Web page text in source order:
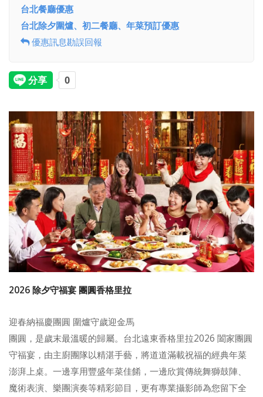
台北餐廳優惠
台北除夕圍爐、初二餐廳、年菜預訂優惠
優惠訊息勘誤回報
2026 除夕守福宴 團圓香格里拉
迎春納福慶團圓 圍爐守歲迎金馬
團圓，是歲末最溫暖的歸屬。台北遠東香格里拉2026 闔家團圓
守福宴，由主廚團隊以精湛手藝，將道道滿載祝福的經典年菜
澎湃上桌。一邊享用豐盛年菜佳餚，一邊欣賞傳統舞獅鼓陣、
魔術表演、樂團演奏等精彩節目，更有專業攝影師為您留下全